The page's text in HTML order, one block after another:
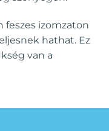
feszes izomzaton
hathat. Ez
van a